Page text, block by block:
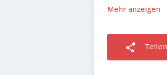
Mehr anzeigen
Teilen